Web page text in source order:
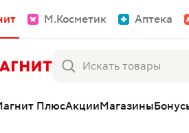
М.Косметик Аптека
ПлюсАкцииМагазины